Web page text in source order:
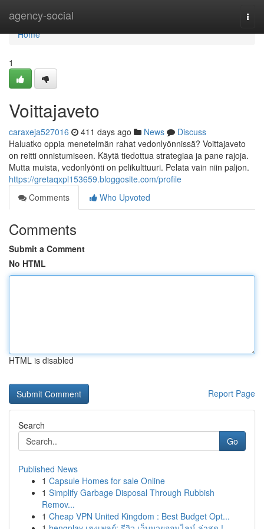
agency-social
Home
Home
1
Voittajaveto
caraxeja527016 411 days ago News
Discuss
Haluatko oppia menetelmän rahat vedonlyönnissä? Voittajaveto
on reitti onnistumiseen. Käytä tiedottua strategiaa ja pane rajoja.
Mutta muista, vedonlyönti on pelikulttuuri. Pelata vain niin paljon.
https://gretaqxpl153659.bloggosite.com/profile
Comments
Who Upvoted
Comments
Submit a Comment
No HTML
HTML is disabled
Report Page
Search
Go
Published News
1 Capsule Homes for sale Online
1 Simplify Garbage Disposal Through Rubbish
Remov...
1 Cheap VPN United Kingdom : Best Budget Opt...